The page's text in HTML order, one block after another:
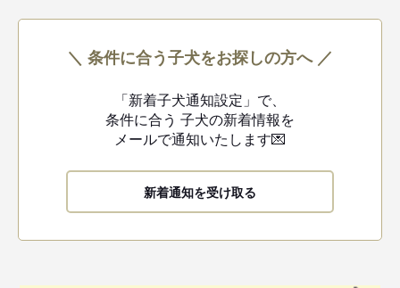
＼ 条件に合う子犬をお探しの方へ ／
「新着子犬通知設定」で、
条件に合う 子犬の新着情報を
メールで通知いたします💌
新着通知を受け取る